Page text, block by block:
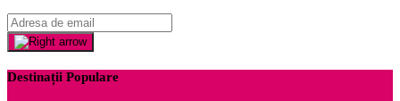
Destinații Populare